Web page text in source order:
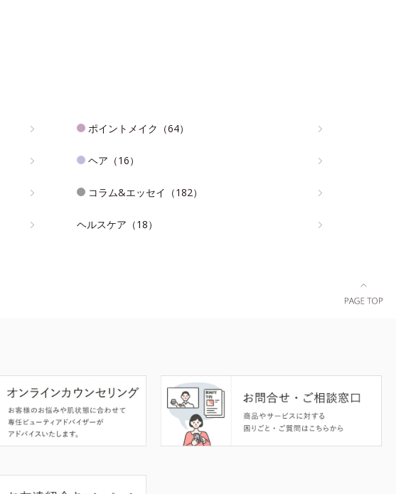
ポイントメイク（64）
ヘア（16）
コラム&エッセイ（182）
ヘルスケア（18）